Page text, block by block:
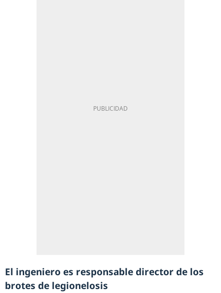
El ingeniero es responsable director de los
brotes de legionelosis